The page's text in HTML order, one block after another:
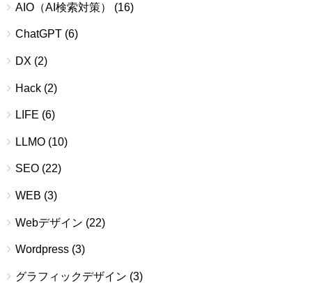
AIO（AI検索対策） (16)
ChatGPT (6)
DX (2)
Hack (2)
LIFE (6)
LLMO (10)
SEO (22)
WEB (3)
Webデザイン (22)
Wordpress (3)
グラフィックデザイン (3)